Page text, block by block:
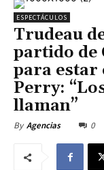
ESPECTÁCULOS
Trudeau
partido de
para estar
Perry:
llaman”
By Agencias 0